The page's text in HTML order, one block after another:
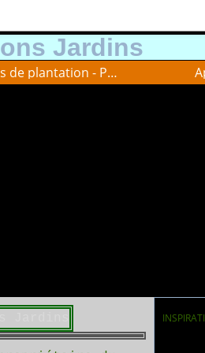
Conseils de plantation - Plantations advise